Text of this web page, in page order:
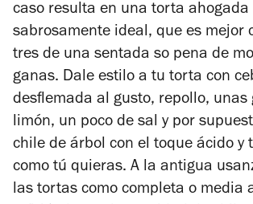
caso resulta en una torta ahogada
sabrosamente ideal, que es mejor
tres de una sentada so pena de
ganas. Dale estilo a tu torta con
desflemada al gusto, repollo, unas
limón, un poco de sal y por
chile de árbol con el toque ácido y
como tú quieras. A la antigua
las tortas como completa o media